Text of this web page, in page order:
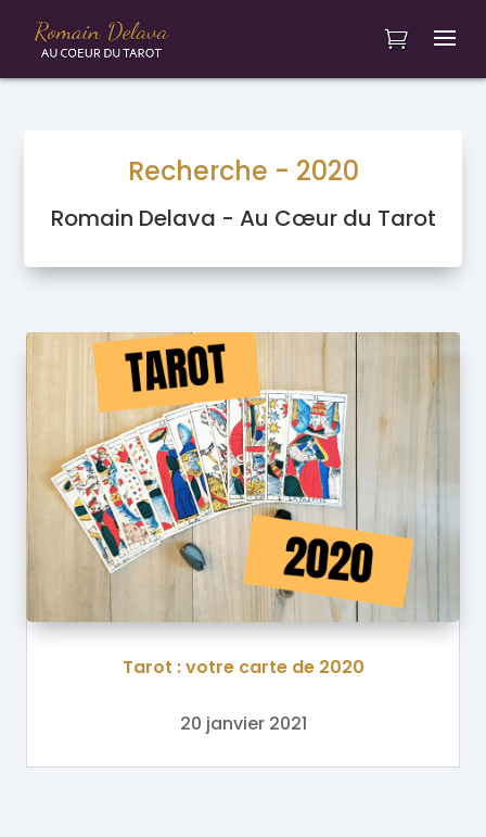
Recherche - 2020
Romain Delava - Au Cœur du Tarot
Tarot : votre carte de 2020
20 janvier 2021